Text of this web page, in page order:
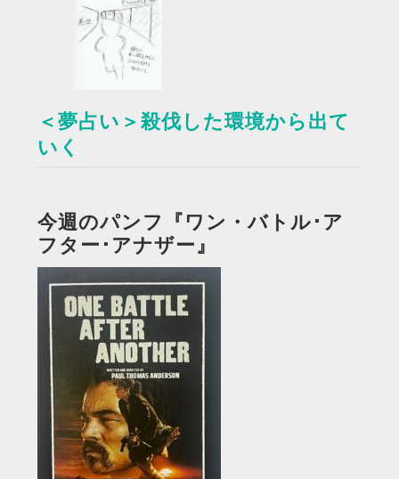
＜夢占い＞殺伐した環境から出て
いく
今週のパンフ『ワン・バトル･ア
フター･アナザー』